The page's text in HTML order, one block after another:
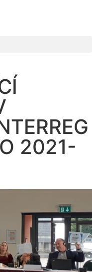
2021-